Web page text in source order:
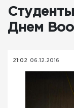
Днем
21:02 06.12.2016